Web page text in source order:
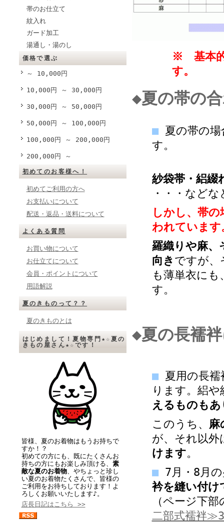
帯のお仕立て
紋入れ
ガード加工
湯通し・湯のし
価格で選ぶ
～ 10,000円
10,000円 ～ 30,000円
30,000円 ～ 50,000円
50,000円 ～ 100,000円
100,000円 ～ 200,000円
200,000円 ～
初めてのお客様へ！
初めてご利用の方へ
お支払いについて
配送・返品・送料について
よくある質問
お買い物について
お仕立てについて
会員・ポイントについて
用語解説
夏のきものって？？
夏のきものとは
はじめまして！夏物専門★☆夏の
きもの屋さん★☆です！
皆様、夏のお着物はもうお持ちで
すか！？
初めての方にも、既にたくさんお
持ちの方にもお楽しみ頂ける、 素
敵な夏のお着物、やちょっと珍し
い夏のお着物たくさんで、皆様の
ご利用をお待ちしております！よ
ろしくお願いいたします♪。
店長日記はこちら >>
※ 基本的
す。
◆夏の帯の
■ 夏の帯の
す。
紗袋帯・絽綴
・・・など
しかし、帯
われています
羅織りや麻、
向き ですが、
も薄単衣に
す。
◆夏の長襦
■夏用の長襦
ります。絽
えるものも
このうち、 麻
が、それ以外
けます。
■7月・8月の
衿を縫い付け
（ページ下部
二部式襦袢